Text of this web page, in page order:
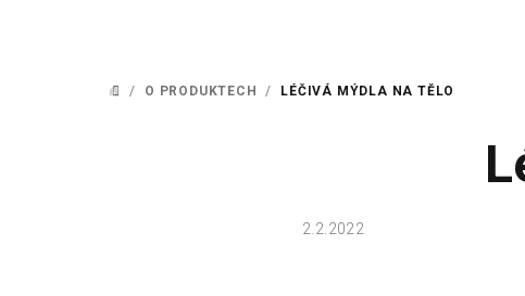
DOMŮ
/ O PRODUKTECH / LÉČIVÁ MÝDLA NA TĚLO
2.2.2022